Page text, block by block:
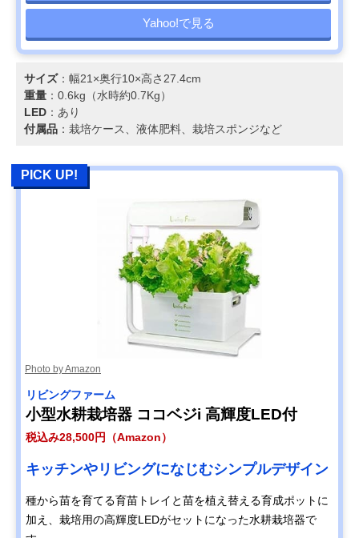
Yahoo!で見る
サイズ：幅21×奥行10×高さ27.4cm
重量 ：0.6kg（水時約0.7Kg）
LED ：あり
付属品 ：栽培ケース、液体肥料、栽培スポンジなど
PICK UP!
Photo by Amazon
リビングファーム
小型水耕栽培器 ココベジi 高輝度LED付
税込み28,500円（Amazon）
キッチンやリビングになじむシンプルデザイン
種から苗を育てる育苗トレイと苗を植え替える育成ポットに
加え、栽培用の高輝度LEDがセットになった水耕栽培器で